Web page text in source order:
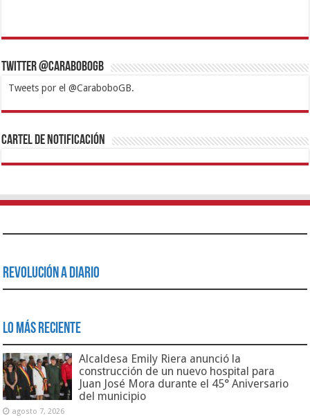
Twitter @CaraboboGB
Tweets por el @CaraboboGB.
1xbetBetturkeyBetistKralbetSupertotobetTipobetMatadorbetMariobet
https://mvbcasino.com/
Cartel de Notificación
Revolución a Diario
Lo Más Reciente
Alcaldesa Emily Riera anunció la
construcción de un nuevo hospital para
Juan José Mora durante el 45° Aniversario
del municipio
agosto 7, 2026